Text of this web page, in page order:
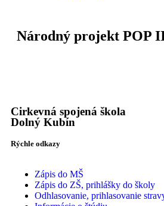
Národný projekt POP
Cirkevná spojená škola
Dolný Kubín
Rýchle odkazy
Zápis do MŠ
Zápis do ZŠ, prihlášky do školy
Odhlasovanie, prihlasovanie